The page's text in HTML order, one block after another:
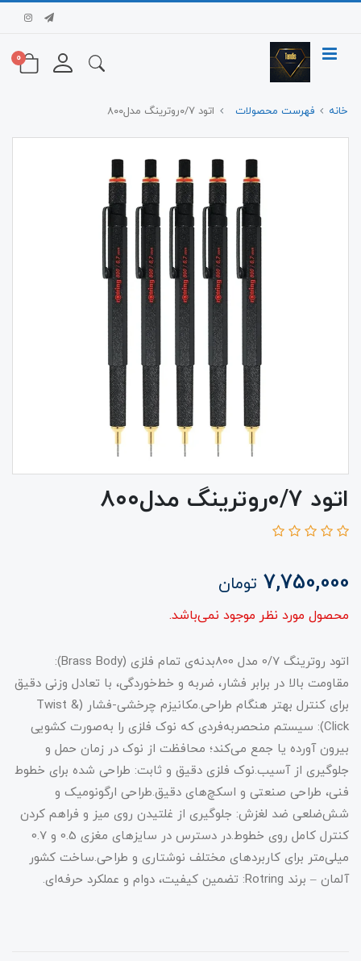
0
خانه فهرست محصولات اتود ۰/۷روترینگ مدل۸۰۰
اتود ۰/۷روترینگ مدل۸۰۰
7,750,000 تومان
محصول مورد نظر موجود نمی‌باشد.
اتود روترینگ 0/7 مدل 800بدنه‌ی تمام فلزی (Brass Body):
مقاومت بالا در برابر فشار، ضربه و خط‌خوردگی، با تعادل وزنی دقیق
برای کنترل بهتر هنگام طراحی.مکانیزم چرخشی-فشار (Twist &
Click): سیستم منحصربه‌فردی که نوک فلزی را به‌صورت کشویی
بیرون آورده یا جمع می‌کند؛ محافظت از نوک در زمان حمل و
جلوگیری از آسیب.نوک فلزی دقیق و ثابت: طراحی شده برای خطوط
فنی، طراحی صنعتی و اسکچ‌های دقیق.طراحی ارگونومیک و
شش‌ضلعی ضد لغزش: جلوگیری از غلتیدن روی میز و فراهم کردن
کنترل کامل روی خطوط.در دسترس در سایزهای مغزی 0.5 و 0.7
میلی‌متر برای کاربردهای مختلف نوشتاری و طراحی.ساخت کشور
آلمان – برند Rotring: تضمین کیفیت، دوام و عملکرد حرفه‌ای.